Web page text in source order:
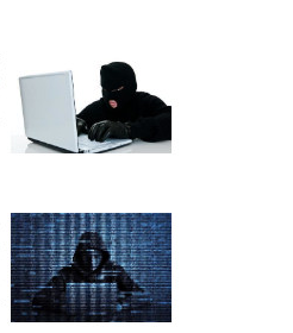
01 Bahman 1404 -
30 Dey 1404 - 15:28